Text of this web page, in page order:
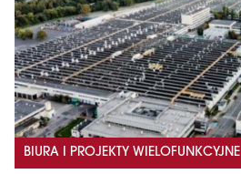
BIURA I PROJEKTY WIELOFUNKCYJNE